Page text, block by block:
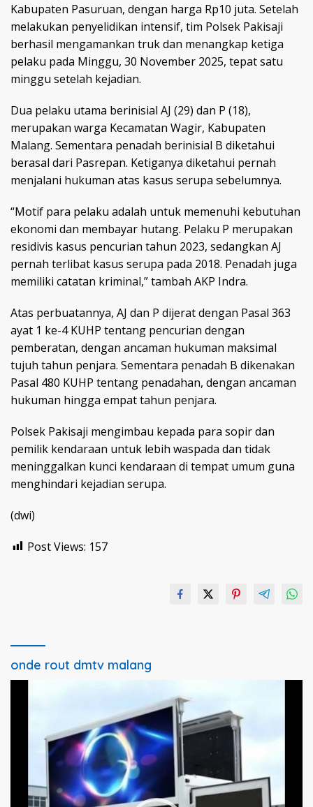
Kabupaten Pasuruan, dengan harga Rp10 juta. Setelah
melakukan penyelidikan intensif, tim Polsek Pakisaji
berhasil mengamankan truk dan menangkap ketiga
pelaku pada Minggu, 30 November 2025, tepat satu
minggu setelah kejadian.
Dua pelaku utama berinisial AJ (29) dan P (18),
merupakan warga Kecamatan Wagir, Kabupaten
Malang. Sementara penadah berinisial B diketahui
berasal dari Pasrepan. Ketiganya diketahui pernah
menjalani hukuman atas kasus serupa sebelumnya.
“Motif para pelaku adalah untuk memenuhi kebutuhan
ekonomi dan membayar hutang. Pelaku P merupakan
residivis kasus pencurian tahun 2023, sedangkan AJ
pernah terlibat kasus serupa pada 2018. Penadah juga
memiliki catatan kriminal,” tambah AKP Indra.
Atas perbuatannya, AJ dan P dijerat dengan Pasal 363
ayat 1 ke-4 KUHP tentang pencurian dengan
pemberatan, dengan ancaman hukuman maksimal
tujuh tahun penjara. Sementara penadah B dikenakan
Pasal 480 KUHP tentang penadahan, dengan ancaman
hukuman hingga empat tahun penjara.
Polsek Pakisaji mengimbau kepada para sopir dan
pemilik kendaraan untuk lebih waspada dan tidak
meninggalkan kunci kendaraan di tempat umum guna
menghindari kejadian serupa.
(dwi)
Post Views: 157
onde rout dmtv malang